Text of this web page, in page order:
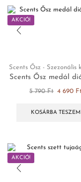
AKCIÓ!
Scents Ősz - Szezonális
Scents Ősz medál
5 790Ft 4 690
KOSÁRBA TESZEM
AKCIÓ!